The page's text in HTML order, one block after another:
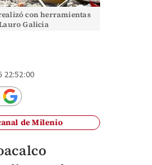
con herramientas
Galicia
22:52:00
de Milenio